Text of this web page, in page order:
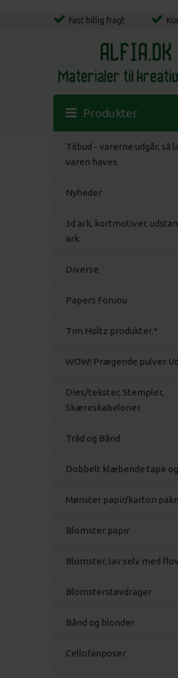
Fast billig fragt
Produkter
Tilbud - varerne udgår, så
varen haves.
Nyheder
3d ark, kortmotiver,
ark.
Diverse
Papers Foruou
Tim Holtz produkter.*
WOW! Prægende pulver
Dies/tekster, Stempler,
Skæreskabeloner.
Tråd og Bånd
Dobbelt klæbende tape
Mønster papir/karton
Blomster papir
Blomster, lav selv med
Blomsterstøvdrager
Bånd og blonder
Cellofanposer